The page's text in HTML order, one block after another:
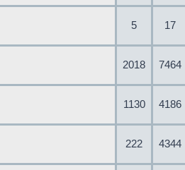
5 17
2018 7464
1130 4186
222 4344